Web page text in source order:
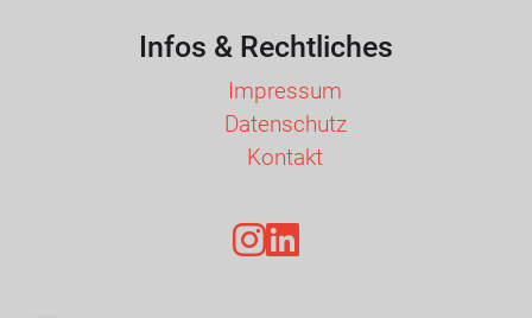
Infos & Rechtliches
Impressum
Datenschutz
Kontakt